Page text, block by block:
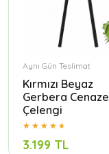
Aynı Gün Teslimat
Kırmızı Beyaz
Gerbera Cenaze
Çelengi
3.199 TL